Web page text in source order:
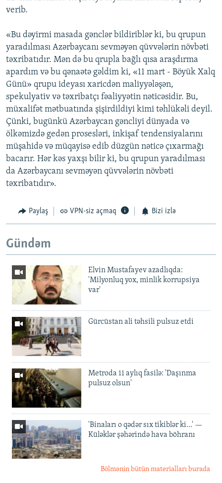
verib.
«Bu dəyirmi masada gənclər bildiriblər ki, bu qrupun
yaradılması Azərbaycanı sevməyən qüvvələrin növbəti
təxribatıdır. Mən də bu qrupla bağlı qısa araşdırma
apardım və bu qənaətə gəldim ki, «11 mart - Böyük Xalq
Günü» qrupu ideyası xaricdən maliyyələşən,
spekulyativ və təxribatçı fəaliyyətin nəticəsidir. Bu,
müxalifət mətbuatında şişirdildiyi kimi təhlükəli deyil.
Çünki, bugünkü Azərbaycan gəncliyi dünyada və
ölkəmizdə gedən prosesləri, inkişaf tendensiyalarını
müşahidə və müqayisə edib düzgün nəticə çıxarmağı
bacarır. Hər kəs yaxşı bilir ki, bu qrupun yaradılması
da Azərbaycanı sevməyən qüvvələrin növbəti
təxribatıdır».
Paylaş VPN-siz açmaq Bizi izlə
Gündəm
Elvin Mustafayev azadlıqda:
'Milyonluq yox, minlik korrupsiya
var'
Gürcüstan ali təhsili pulsuz etdi
Metroda 11 aylıq fasilə: 'Daşınma
pulsuz olsun'
'Binaları o qədər sıx tikiblər ki...' —
Küləklər şəhərində hava böhranı
Bölmənin bütün materialları burada